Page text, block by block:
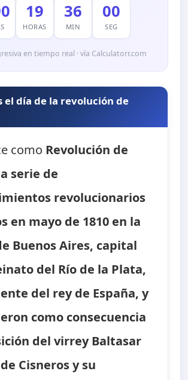
19
HORAS
35
MIN
59
SEG
en tiempo real · vía Calculatorr.com
el día de la revolución de
como Revolución de
serie de
revolucionarios
en mayo de 1810 en la
Buenos Aires, capital
del Río de la Plata,
del rey de España, y
como consecuencia
del virrey Baltasar
Cisneros y su